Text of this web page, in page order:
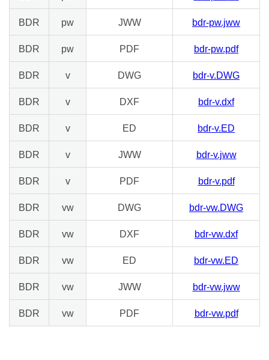
BDR pw JWW bdr-pw.jww
BDR pw PDF bdr-pw.pdf
BDR v DWG bdr-v.DWG
BDR v DXF bdr-v.dxf
BDR v ED bdr-v.ED
BDR v JWW bdr-v.jww
BDR v PDF bdr-v.pdf
BDR vw DWG bdr-vw.DWG
BDR vw DXF bdr-vw.dxf
BDR vw ED bdr-vw.ED
BDR vw JWW bdr-vw.jww
BDR vw PDF bdr-vw.pdf